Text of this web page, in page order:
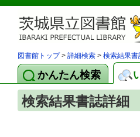
図書館トップ> 詳細検索 > 検索結果書
かんたん検索
検索結果書誌詳細